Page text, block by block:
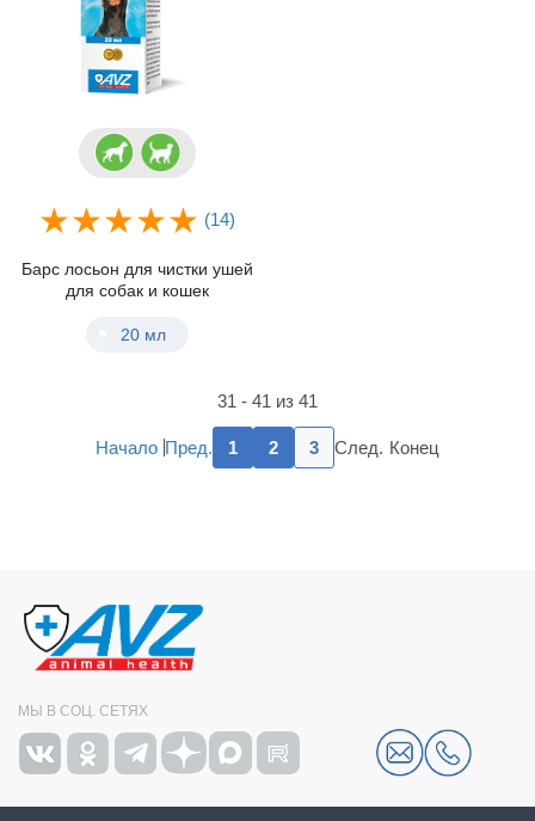
(14)
Барс лосьон для чистки ушей
для собак и кошек
20 мл
31 - 41 из 41
Начало Пред. 1 2 3 След. Конец
МЫ В СОЦ. СЕТЯХ